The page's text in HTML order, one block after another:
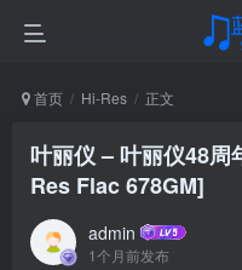
首页 Hi-Res 正文
叶丽仪 – 叶丽仪48
Res Flac 678GM]
admin
1个月前发布